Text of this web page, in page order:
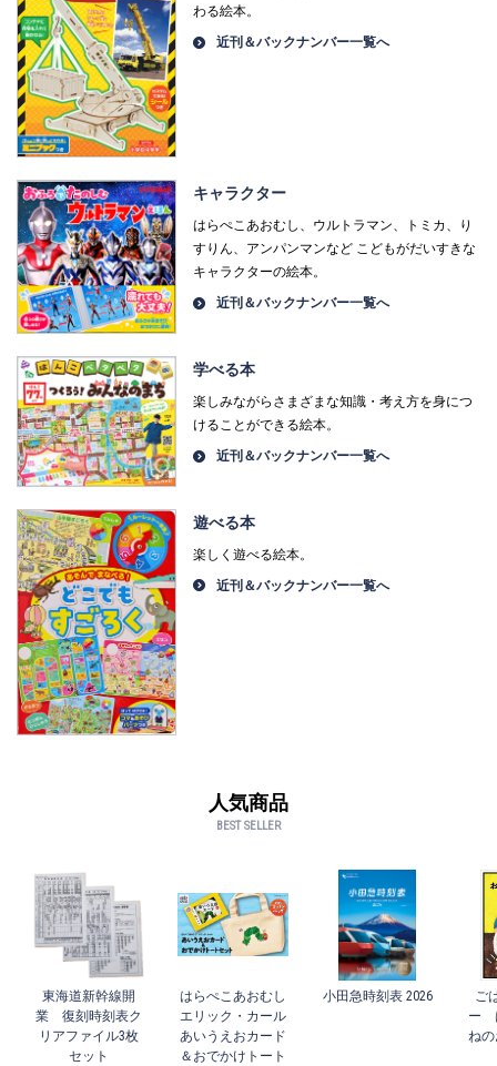
わる絵本。
近刊＆バックナンバー一覧へ
キャラクター
はらぺこあおむし、ウルトラマン、トミカ、り
すりん、アンパンマンなど こどもがだいすきな
キャラクターの絵本。
近刊＆バックナンバー一覧へ
学べる本
楽しみながらさまざまな知識・考え方を身につ
けることができる絵本。
近刊＆バックナンバー一覧へ
遊べる本
楽しく遊べる絵本。
近刊＆バックナンバー一覧へ
人気商品
BEST SELLER
東海道新幹線開
業 復刻時刻表ク
リアファイル3枚
セット
はらぺこあおむし
エリック・カール
あいうえおカード
＆おでかけトート
小田急時刻表 2026
ご
ー
ね